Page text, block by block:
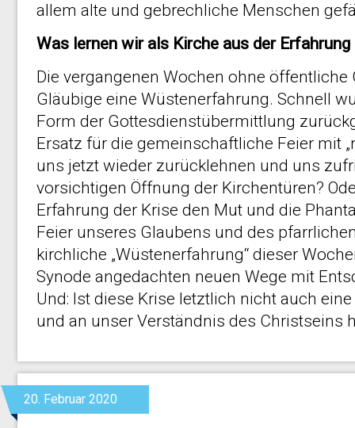
allem alte und gebrechliche Menschen
Was lernen wir als Kirche aus der Erfahrung
Die vergangenen Wochen ohne
Gläubige eine Wüstenerfahrung. Schnell
Form der Gottesdienstübermittlung
Ersatz für die gemeinschaftliche Feier mit
uns jetzt wieder zurücklehnen und uns
vorsichtigen Öffnung der Kirchentüren?
Erfahrung der Krise den Mut und die
Feier unseres Glaubens und des
kirchliche „Wüstenerfahrung“ dieser
Synode angedachten neuen Wege mit
Und: Ist diese Krise letztlich nicht auch
und an unser Verständnis des Christseins
20. Februar 2020